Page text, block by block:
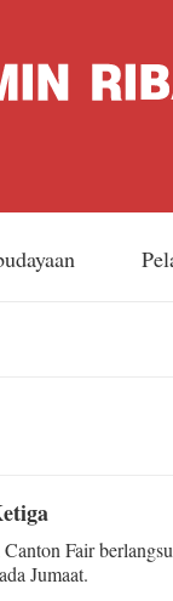
Fair
Jumaat.